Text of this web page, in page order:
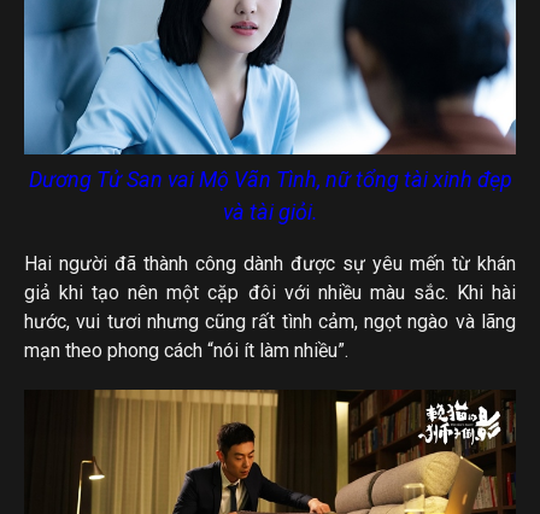
Dương Tử San vai Mộ Vãn Tình, nữ tổng tài xinh đẹp
và tài giỏi.
Hai người đã thành công dành được sự yêu mến từ khán
giả khi tạo nên một cặp đôi với nhiều màu sắc. Khi hài
hước, vui tươi nhưng cũng rất tình cảm, ngọt ngào và lãng
mạn theo phong cách “nói ít làm nhiều”.